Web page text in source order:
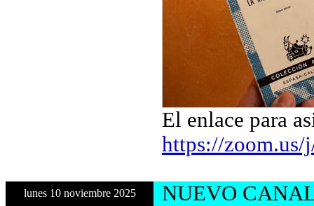
El enlace para
https://zoom.us/
lunes 10 noviembre 2025
NUEVO